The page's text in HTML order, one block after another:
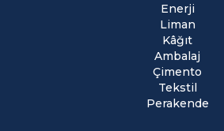
Enerji
Liman
Kâğıt
Ambalaj
Çimento
Tekstil
Perakende